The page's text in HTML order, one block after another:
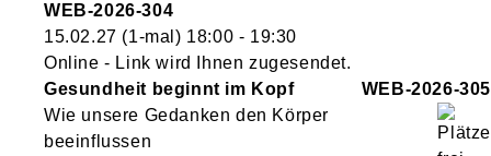
WEB-2026-304
15.02.27 (1-mal) 18:00 - 19:30
Online - Link wird Ihnen zugesendet.
Gesundheit beginnt im Kopf
WEB-2026-305
Wie unsere Gedanken den Körper
beeinflussen